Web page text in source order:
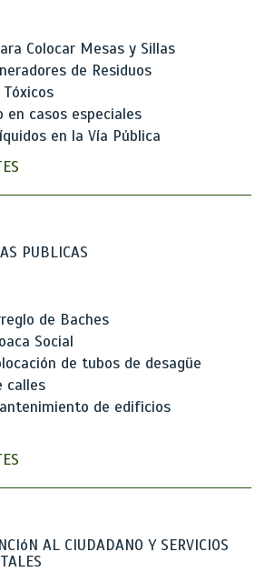
Colocar Mesas y Sillas
de Residuos
en casos especiales
en la Vía Pública
PUBLICAS
de Baches
Social
de tubos de desagüe
calles
de edificios
AL CIUDADANO Y SERVICIOS